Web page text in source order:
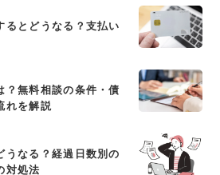
るとどうなる？支払い
？無料相談の条件・債
れを解説
うなる？経過日数別の
対処法